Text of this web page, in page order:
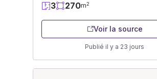
3 270m2
Voir la source
Publié il y a 23 jours